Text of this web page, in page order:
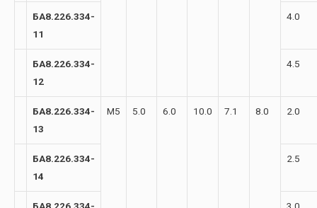
БА8.226.334-
11
4.0
БА8.226.334-
12
4.5
БА8.226.334-
13
М5 5.0 6.0 10.0 7.1 8.0 2.0
БА8.226.334-
14
2.5